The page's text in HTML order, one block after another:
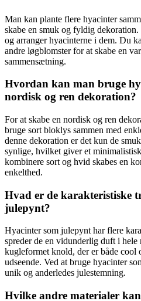
Man kan plante flere hyacinter
skabe en smuk og fyldig
og arranger hyacinterne i dem. Du
andre løgblomster for at skabe en
sammensætning.
Hvordan kan man bruge
nordisk og ren dekoration?
For at skabe en nordisk og ren
bruge sort bloklys sammen med
denne dekoration er det kun de
synlige, hvilket giver et
kombinere sort og hvid skabes en
enkelthed.
Hvad er de karakteristiske
julepynt?
Hyacinter som julepynt har flere
spreder de en vidunderlig duft i hele
kugleformet knold, der er både cool
udseende. Ved at bruge hyacinter
unik og anderledes julestemning.
Hvilke andre materialer